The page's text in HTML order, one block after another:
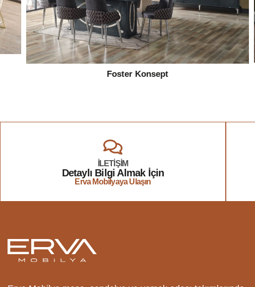
Foster Konsept
İLETİŞİM
Detaylı Bilgi Almak İçin
Erva Mobilyaya Ulaşın